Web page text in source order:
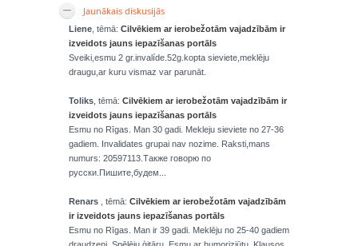
Jaunākais diskusijās
Liene , tēmā: Cilvēkiem ar ierobežotām vajadzībām ir
izveidots jauns iepazīšanas portāls
Sveiki,esmu 2 gr.invalíde.52g.kopta sieviete,meklēju
draugu,ar kuru vismaz var parunāt.
Toliks , tēmā: Cilvēkiem ar ierobežotām vajadzībām ir
izveidots jauns iepazīšanas portāls
Esmu no Rīgas. Man 30 gadi. Mekleju sieviete no 27-36
gadiem. Invalidates grupai nav nozime. Raksti,mans
numurs: 20597113.Также говорю по
русски.Пишите,будем...
Renars , tēmā: Cilvēkiem ar ierobežotām vajadzībām
ir izveidots jauns iepazīšanas portāls
Esmu no Rīgas. Man ir 39 gadi. Meklēju no 25-40 gadiem